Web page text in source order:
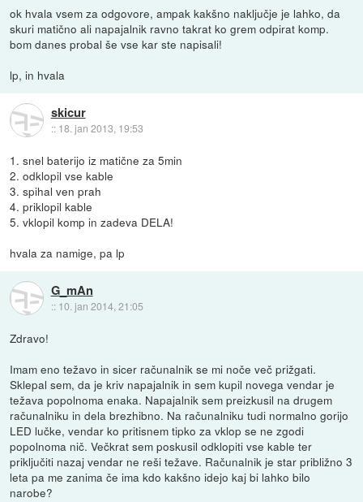
ok hvala vsem za odgovore, ampak kakšno naključje je lahko, da
skuri matično ali napajalnik ravno takrat ko grem odpirat komp.
bom danes probal še vse kar ste napisali!
lp, in hvala
skicur
:: 18. jan 2013, 19:53
1. snel baterijo iz matične za 5min
2. odklopil vse kable
3. spihal ven prah
4. priklopil kable
5. vklopil komp in zadeva DELA!
hvala za namige, pa lp
G_mAn
:: 10. jan 2014, 21:05
Zdravo!
Imam eno težavo in sicer računalnik se mi noče več prižgati.
Sklepal sem, da je kriv napajalnik in sem kupil novega vendar je
težava popolnoma enaka. Napajalnik sem preizkusil na drugem
računalniku in dela brezhibno. Na računalniku tudi normalno gorijo
LED lučke, vendar ko pritisnem tipko za vklop se ne zgodi
popolnoma nič. Večkrat sem poskusil odklopiti vse kable ter
priključiti nazaj vendar ne reši težave. Računalnik je star približno 3
leta pa me zanima če ima kdo kakšno idejo kaj bi lahko bilo
narobe?